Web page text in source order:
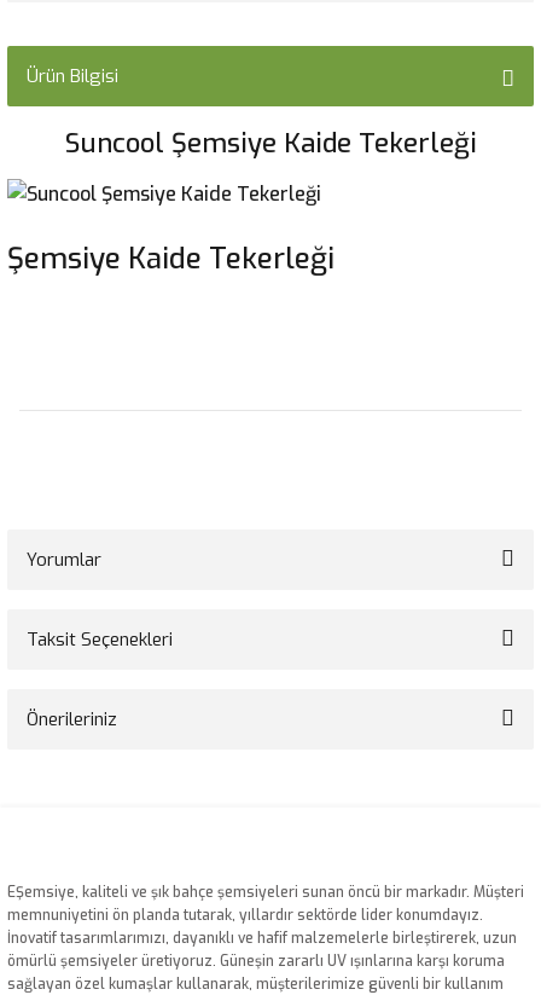
Ürün Bilgisi
Suncool Şemsiye Kaide Tekerleği
Şemsiye Kaide Tekerleği
Yorumlar
Taksit Seçenekleri
Önerileriniz
Ürün resmi kalitesiz, bozuk veya görüntülenemiyor.
Ürün açıklamasında eksik bilgiler bulunuyor.
Ürün bilgilerinde hatalar bulunuyor.
EŞemsiye, kaliteli ve şık bahçe şemsiyeleri sunan öncü bir markadır. Müşteri
memnuniyetini ön planda tutarak, yıllardır sektörde lider konumdayız.
İnovatif tasarımlarımızı, dayanıklı ve hafif malzemelerle birleştirerek, uzun
ömürlü şemsiyeler üretiyoruz. Güneşin zararlı UV ışınlarına karşı koruma
sağlayan özel kumaşlar kullanarak, müşterilerimize güvenli bir kullanım